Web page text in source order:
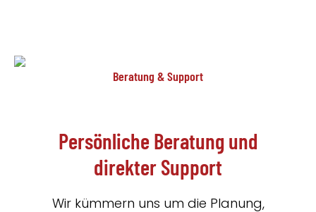
Beratung & Support
Persönliche Beratung und
direkter Support
Wir kümmern uns um die Planung,